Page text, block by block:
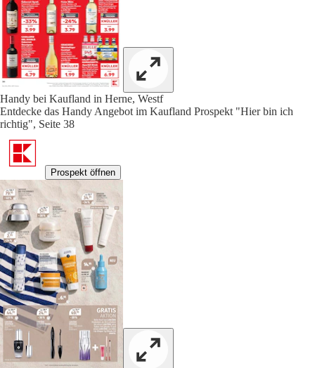
Handy bei Kaufland in Herne, Westf
Entdecke das Handy Angebot im Kaufland Prospekt "Hier bin ich
richtig", Seite 38
Prospekt öffnen